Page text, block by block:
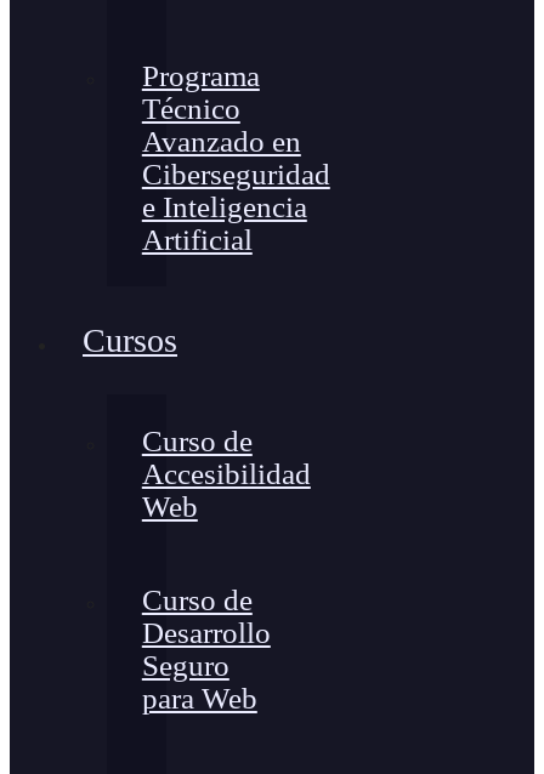
Programa
Técnico
Avanzado en
Ciberseguridad
e Inteligencia
Artificial
Cursos
Curso de
Accesibilidad
Web
Curso de
Desarrollo
Seguro
para Web